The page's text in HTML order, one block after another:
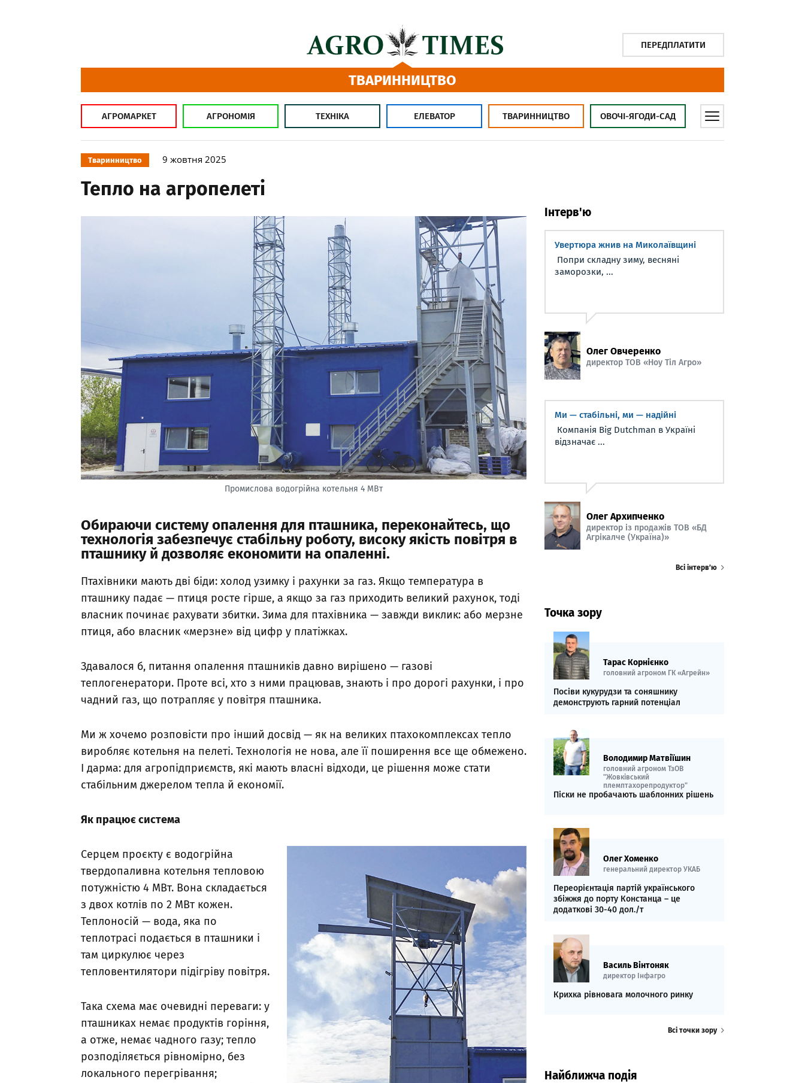
ПЕРЕДПЛАТИТИ
ТВАРИННИЦТВО
АГРОМАРКЕТ АГРОНОМІЯ ТЕХНІКА ЕЛЕВАТОР ТВАРИННИЦТВО ОВОЧІ-ЯГОДИ-САД
Тваринництво 9 жовтня 2025
Тепло на агропелеті
Промислова водогрійна котельня 4 МВт
Обираючи систему опалення для пташника, переконайтесь, що
технологія забезпечує стабільну роботу, високу якість повітря в
пташнику й дозволяє економити на опаленні.
Птахівники мають дві біди: холод узимку і рахунки за газ. Якщо температура в
пташнику падає — птиця росте гірше, а якщо за газ приходить великий рахунок, тоді
власник починає рахувати збитки. Зима для птахівника — завжди виклик: або мерзне
птиця, або власник «мерзне» від цифр у платіжках.
Здавалося б, питання опалення пташників давно вирішено — газові
теплогенератори. Проте всі, хто з ними працював, знають і про дорогі рахунки, і про
чадний газ, що потрапляє у повітря пташника.
Ми ж хочемо розповісти про інший досвід — як на великих птахокомплексах тепло
виробляє котельня на пелеті. Технологія не нова, але її поширення все ще обмежено.
І дарма: для агропідприємств, які мають власні відходи, це рішення може стати
стабільним джерелом тепла й економії.
Як працює система
Серцем проєкту є водогрійна
твердопаливна котельня тепловою
потужністю 4 МВт. Вона складається
з двох котлів по 2 МВт кожен.
Теплоносій — вода, яка по
теплотрасі подається в пташники і
там циркулює через
тепловентилятори підігріву повітря.
Така схема має очевидні переваги: у
пташниках немає продуктів горіння,
а отже, немає чадного газу; тепло
розподіляється рівномірно, без
локального перегрівання;
Інтерв'ю
Увертюра жнив на Миколаївщині
Попри складну зиму, весняні
заморозки, ...
Олег Овчеренко
директор ТОВ «Ноу Тіл Агро»
Ми — стабільні, ми — надійні
Компанія Big Dutchman в Україні
відзначає ...
Олег Архипченко
директор із продажів ТОВ «БД
Агрікалче (Україна)»
Всі інтерв’ю
Точка зору
Тарас Корнієнко
головний агроном ГК «Агрейн»
Посіви кукурудзи та соняшнику
демонструють гарний потенціал
Володимир Матвіїшин
головний агроном ТзОВ
"Жовківський
племптахорепродуктор"
Піски не пробачають шаблонних рішень
Олег Хоменко
генеральний директор УКАБ
Переорієнтація партій українського
збіжжя до порту Констанца – це
додаткові 30-40 дол./т
Василь Вінтоняк
директор Інфагро
Крихка рівновага молочного ринку
Всі точки зору
Найближча подія